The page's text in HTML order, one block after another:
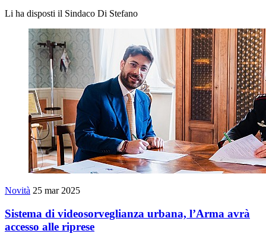
Li ha disposti il Sindaco Di Stefano
Novità 25 mar 2025
Sistema di videosorveglianza urbana, l’Arma avrà
accesso alle riprese